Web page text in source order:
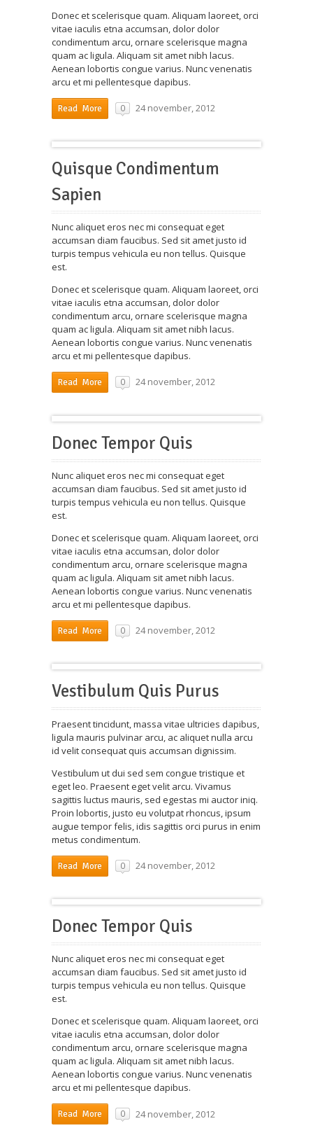
Donec et scelerisque quam. Aliquam laoreet, orci
vitae iaculis etna accumsan, dolor dolor
condimentum arcu, ornare scelerisque magna
quam ac ligula. Aliquam sit amet nibh lacus.
Aenean lobortis congue varius. Nunc venenatis
arcu et mi pellentesque dapibus.
Read More 0 24 november, 2012
Quisque Condimentum
Sapien
Nunc aliquet eros nec mi consequat eget
accumsan diam faucibus. Sed sit amet justo id
turpis tempus vehicula eu non tellus. Quisque
est.
Donec et scelerisque quam. Aliquam laoreet, orci
vitae iaculis etna accumsan, dolor dolor
condimentum arcu, ornare scelerisque magna
quam ac ligula. Aliquam sit amet nibh lacus.
Aenean lobortis congue varius. Nunc venenatis
arcu et mi pellentesque dapibus.
Read More 0 24 november, 2012
Donec Tempor Quis
Nunc aliquet eros nec mi consequat eget
accumsan diam faucibus. Sed sit amet justo id
turpis tempus vehicula eu non tellus. Quisque
est.
Donec et scelerisque quam. Aliquam laoreet, orci
vitae iaculis etna accumsan, dolor dolor
condimentum arcu, ornare scelerisque magna
quam ac ligula. Aliquam sit amet nibh lacus.
Aenean lobortis congue varius. Nunc venenatis
arcu et mi pellentesque dapibus.
Read More 0 24 november, 2012
Vestibulum Quis Purus
Praesent tincidunt, massa vitae ultricies dapibus,
ligula mauris pulvinar arcu, ac aliquet nulla arcu
id velit consequat quis accumsan dignissim.
Vestibulum ut dui sed sem congue tristique et
eget leo. Praesent eget velit arcu. Vivamus
sagittis luctus mauris, sed egestas mi auctor iniq.
Proin lobortis, justo eu volutpat rhoncus, ipsum
augue tempor felis, idis sagittis orci purus in enim
metus condimentum.
Read More 0 24 november, 2012
Donec Tempor Quis
Nunc aliquet eros nec mi consequat eget
accumsan diam faucibus. Sed sit amet justo id
turpis tempus vehicula eu non tellus. Quisque
est.
Donec et scelerisque quam. Aliquam laoreet, orci
vitae iaculis etna accumsan, dolor dolor
condimentum arcu, ornare scelerisque magna
quam ac ligula. Aliquam sit amet nibh lacus.
Aenean lobortis congue varius. Nunc venenatis
arcu et mi pellentesque dapibus.
Read More 0 24 november, 2012